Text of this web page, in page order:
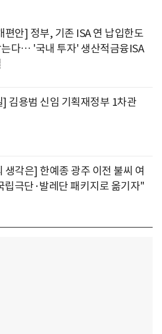
편안] 정부, 기존 ISA 연 납입한도
다… '국내 투자' 생산적금융ISA
김용범 신임 기획재정부 1차관
생각은] 한예종 광주 이전 불씨 여
극단·발레단 패키지로 옮기자"